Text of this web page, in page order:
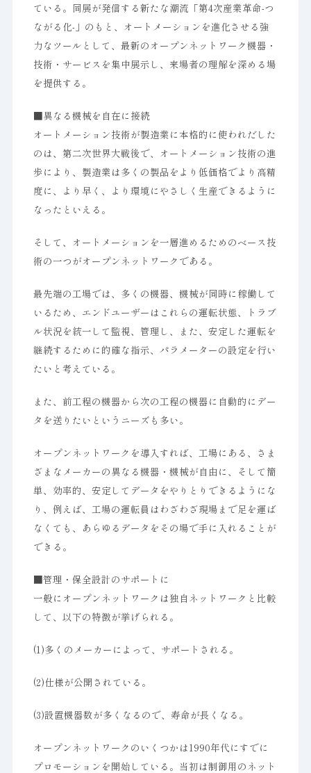
ている。同展が発信する新たな潮流「第4次産業革命-つ
ながる化-」のもと、オートメーションを進化させる強
力なツールとして、最新のオープンネットワーク機器・
技術・サービスを集中展示し、来場者の理解を深める場
を提供する。
■異なる機械を自在に接続
オートメーション技術が製造業に本格的に使われだした
のは、第二次世界大戦後で、オートメーション技術の進
歩により、製造業は多くの製品をより低価格でより高精
度に、より早く、より環境にやさしく生産できるように
なったといえる。
そして、オートメーションを一層進めるためのベース技
術の一つがオープンネットワークである。
最先端の工場では、多くの機器、機械が同時に稼働して
いるため、エンドユーザーはこれらの運転状態、トラブ
ル状況を統一して監視、管理し、また、安定した運転を
継続するために的確な指示、パラメーターの設定を行い
たいと考えている。
また、前工程の機器から次の工程の機器に自動的にデー
タを送りたいというニーズも多い。
オープンネットワークを導入すれば、工場にある、さま
ざまなメーカーの異なる機器・機械が自由に、そして簡
単、効率的、安定してデータをやりとりできるようにな
り、例えば、工場の運転員はわざわざ現場まで足を運ば
なくても、あらゆるデータをその場で手に入れることが
できる。
■管理・保全設計のサポートに
一般にオープンネットワークは独自ネットワークと比較
して、以下の特徴が挙げられる。
(1)多くのメーカーによって、サポートされる。
(2)仕様が公開されている。
(3)設置機器数が多くなるので、寿命が長くなる。
オープンネットワークのいくつかは1990年代にすでに
プロモーションを開始している。当初は制御用のネット